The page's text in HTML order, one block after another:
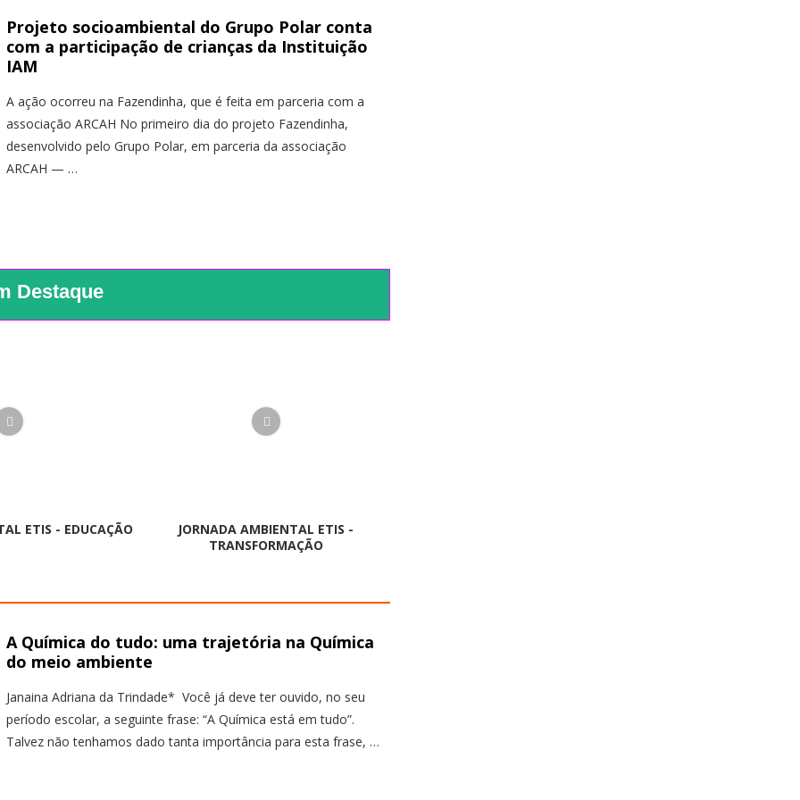
Projeto socioambiental do Grupo Polar conta
com a participação de crianças da Instituição
IAM
A ação ocorreu na Fazendinha, que é feita em parceria com a
associação ARCAH No primeiro dia do projeto Fazendinha,
desenvolvido pelo Grupo Polar, em parceria da associação
ARCAH — …
Destaque
ETIS - EDUCAÇÃO
JORNADA AMBIENTAL ETIS -
TRANSFORMAÇÃO
A Química do tudo: uma trajetória na Química
do meio ambiente
Janaina Adriana da Trindade* Você já deve ter ouvido, no seu
período escolar, a seguinte frase: “A Química está em tudo”.
Talvez não tenhamos dado tanta importância para esta frase, …